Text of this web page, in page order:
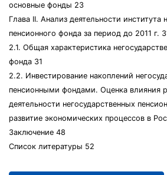
основные фонды 23
Глава II. Анализ деятельности института
пенсионного фонда за период до 2011 г.
2.1. Общая характеристика
фонда 31
2.2. Инвестирование накоплений
пенсионными фондами. Оценка влияния
деятельности негосударственных
развитие экономических процессов в
Заключение 48
Список литературы 52